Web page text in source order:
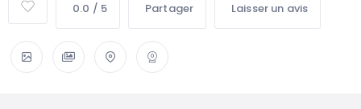
0.0 / 5 Partager Laisser un avis